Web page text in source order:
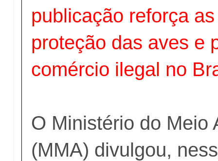
publicação reforça
proteção das aves e
comércio ilegal no
O Ministério do Meio
(MMA) divulgou,